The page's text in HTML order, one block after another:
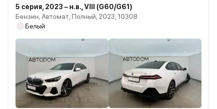
5 серия, 2023 – н.в., VIII (G60/G61)
Бензин, Автомат, Полный, 2023, 10308
Белый